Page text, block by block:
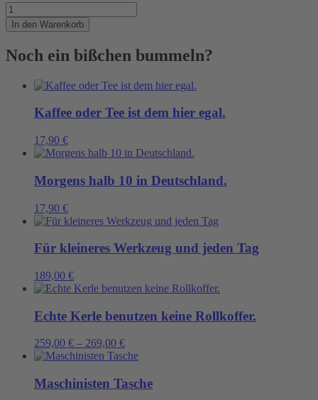
Gürtel-
oder
Umhängetasche
In den Warenkorb
Noch ein bißchen bummeln?
Kaffee oder Tee ist dem hier egal.
17,90 €
Morgens halb 10 in Deutschland.
17,90 €
Für kleineres Werkzeug und jeden Tag
189,00 €
Echte Kerle benutzen keine Rollkoffer.
259,00 € – 269,00 €
Maschinisten Tasche